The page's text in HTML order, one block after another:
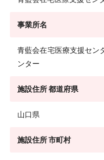
事業所名
青藍会在宅医療支援セ
ンター
施設住所 都道府県
山口県
施設住所 市町村